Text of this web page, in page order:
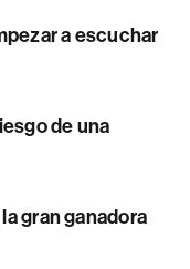
a escuchar
de una
gran ganadora